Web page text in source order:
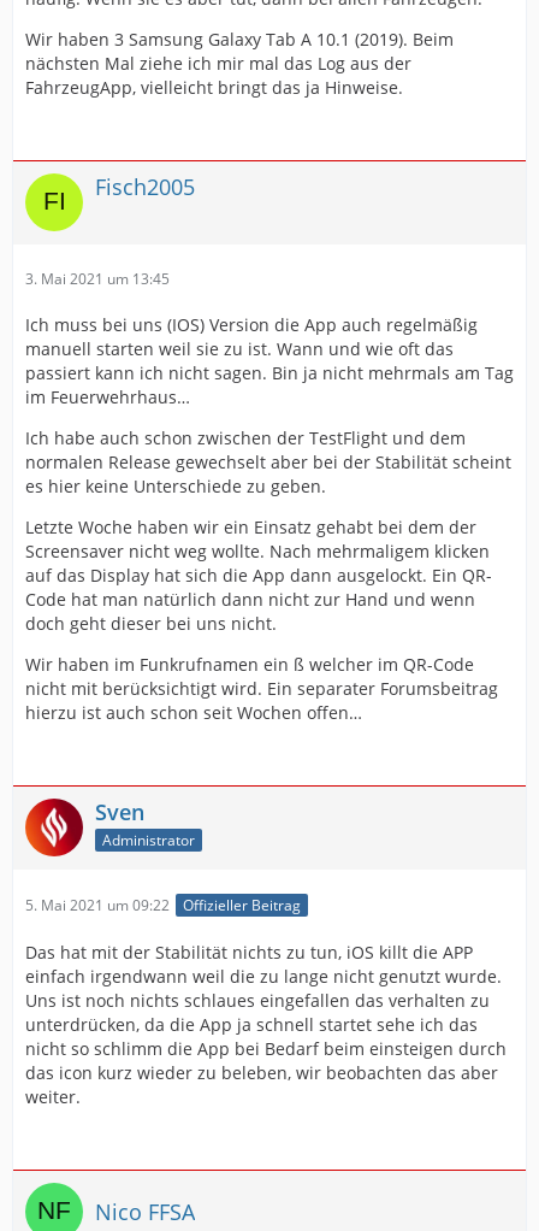
Wir haben 3 Samsung Galaxy Tab A 10.1 (2019). Beim
nächsten Mal ziehe ich mir mal das Log aus der
FahrzeugApp, vielleicht bringt das ja Hinweise.
Fisch2005
3. Mai 2021 um 13:45
Ich muss bei uns (IOS) Version die App auch regelmäßig
manuell starten weil sie zu ist. Wann und wie oft das
passiert kann ich nicht sagen. Bin ja nicht mehrmals am Tag
im Feuerwehrhaus…
Ich habe auch schon zwischen der TestFlight und dem
normalen Release gewechselt aber bei der Stabilität scheint
es hier keine Unterschiede zu geben.
Letzte Woche haben wir ein Einsatz gehabt bei dem der
Screensaver nicht weg wollte. Nach mehrmaligem klicken
auf das Display hat sich die App dann ausgelockt. Ein QR-
Code hat man natürlich dann nicht zur Hand und wenn
doch geht dieser bei uns nicht.
Wir haben im Funkrufnamen ein ß welcher im QR-Code
nicht mit berücksichtigt wird. Ein separater Forumsbeitrag
hierzu ist auch schon seit Wochen offen…
Sven
Administrator
5. Mai 2021 um 09:22 Offizieller Beitrag
Das hat mit der Stabilität nichts zu tun, iOS killt die APP
einfach irgendwann weil die zu lange nicht genutzt wurde.
Uns ist noch nichts schlaues eingefallen das verhalten zu
unterdrücken, da die App ja schnell startet sehe ich das
nicht so schlimm die App bei Bedarf beim einsteigen durch
das icon kurz wieder zu beleben, wir beobachten das aber
weiter.
Nico FFSA